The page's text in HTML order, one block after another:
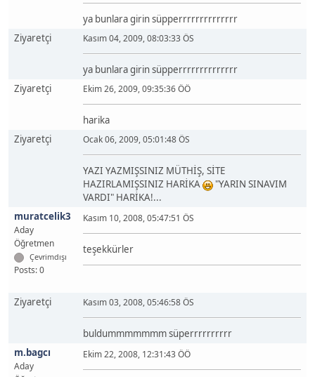
ya bunlara girin süpperrrrrrrrrrrrrr
Ziyaretçi
Kasım 04, 2009, 08:03:33 ÖS
ya bunlara girin süpperrrrrrrrrrrrrr
Ziyaretçi
Ekim 26, 2009, 09:35:36 ÖÖ
harika
Ziyaretçi
Ocak 06, 2009, 05:01:48 ÖS
YAZI YAZMIŞSINIZ MÜTHİŞ, SİTE
HAZIRLAMIŞSINIZ HARİKA
"YARIN SINAVIM
VARDI" HARİKA!...
muratcelik3
Aday
Öğretmen
Çevrimdışı
Posts: 0
Kasım 10, 2008, 05:47:51 ÖS
teşekkürler
Ziyaretçi Kasım 03, 2008, 05:46:58 ÖS
buldummmmmmm süperrrrrrrrrr
m.bagcı
Aday
Ekim 22, 2008, 12:31:43 ÖÖ